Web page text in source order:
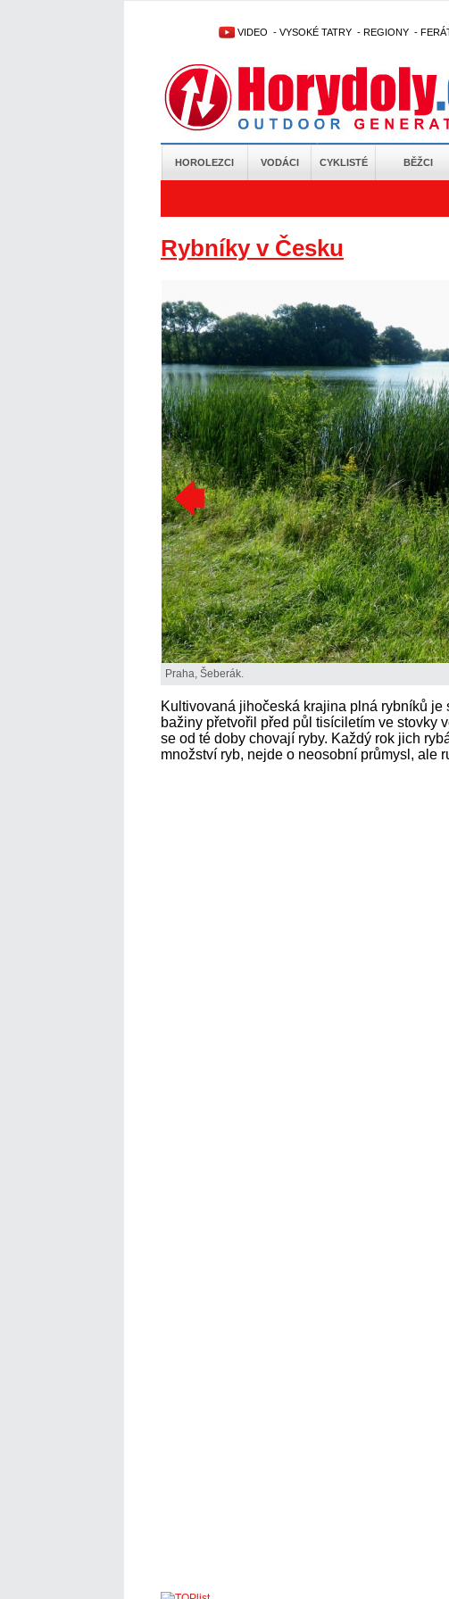
VIDEO - VYSOKÉ TATRY - REGIONY -
HOROLEZCI VODÁCI CYKLISTÉ BĚŽCI
Rybníky v Česku
Praha, Šeberák.
Kultivovaná jihočeská krajina plná rybníků
bažiny přetvořil před půl tisíciletím ve stovky
se od té doby chovají ryby. Každý rok jich
množství ryb, nejde o neosobní průmysl, ale